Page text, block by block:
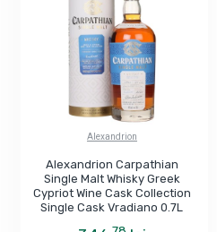
Alexandrion
Alexandrion Carpathian
Single Malt Whisky Greek
Cypriot Wine Cask Collection
Single Cask Vradiano 0.7L